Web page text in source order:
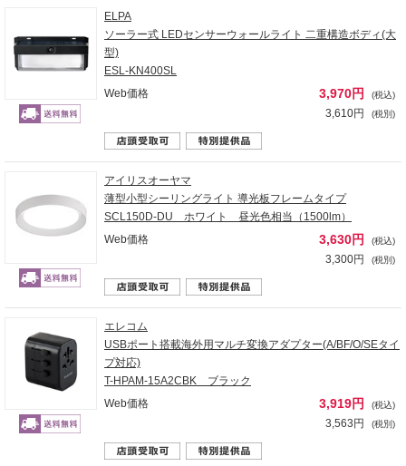
ELPA
ソーラー式 LEDセンサーウォールライト 二重構造ボディ(大
型)
ESL-KN400SL
Web価格
3,970円 (税込)
3,610円 (税別)
アイリスオーヤマ
薄型小型シーリングライト 導光板フレームタイプ
SCL150D-DU ホワイト 昼光色相当（1500lm）
Web価格
3,630円 (税込)
3,300円 (税別)
エレコム
USBポート搭載海外用マルチ変換アダプター(A/BF/O/SEタイ
プ対応)
T-HPAM-15A2CBK ブラック
Web価格
3,919円 (税込)
3,563円 (税別)